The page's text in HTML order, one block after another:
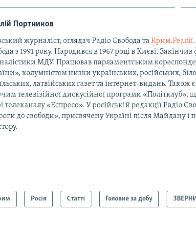
Портников
журналіст, оглядач Радіо Свобода таКрим.Реалії
з 1991 року. Народився в 1967 році в Києві. Закінчив
МДУ. Працював парламентським
колумністом низки українських, російських,
латвійських газет та інтернет-видань. Також
телевізійної дискусійної програми «Політклуб»,
телеканалу «Еспресо». У російській редакції Радіо
до свободи», присвячену Україні після Майдану і
Росія Статті Головне за добу